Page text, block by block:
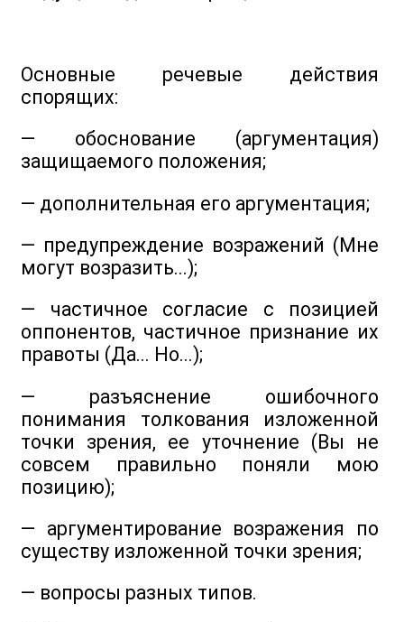
Основные речевые действия
спорящих:
— обоснование (аргументация)
защищаемого положения;
— дополнительная его аргументация;
— предупреждение возражений (Мне
могут возразить...);
— частичное согласие с позицией
оппонентов, частичное признание их
правоты (Да... Но...);
— разъяснение ошибочного
понимания толкования изложенной
точки зрения, ее уточнение (Вы не
совсем правильно поняли мою
позицию);
— аргументирование возражения по
существу изложенной точки зрения;
— вопросы разных типов.